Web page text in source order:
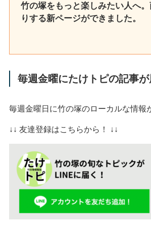
竹の塚をもっと楽しみたい人へ
りする新ページができました。
毎週金曜にたけトピの記事が
毎週金曜日に竹の塚のローカルな情報
↓↓ 友達登録はこちらから！ ↓↓